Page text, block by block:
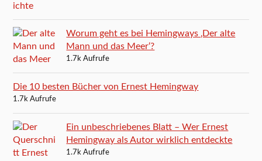
Worum geht es bei Hemingways ‚Der alte
Mann und das Meer‘?
1.7k Aufrufe
Die 10 besten Bücher von Ernest Hemingway
1.7k Aufrufe
Ein unbeschriebenes Blatt – Wer Ernest
Hemingway als Autor wirklich entdeckte
1.7k Aufrufe